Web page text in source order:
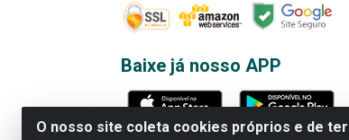
O nosso site coleta cookies próprios e de
Baixe já nosso APP